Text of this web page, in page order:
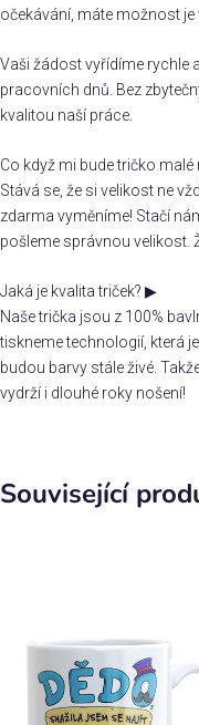
očekávání, máte možnost
Vaši žádost vyřídíme rychle
pracovních dnů. Bez
kvalitou naší práce.
Co když mi bude tričko malé
Stává se, že si velikost ne
zdarma vyměníme! Stačí
pošleme správnou velikost.
Jaká je kvalita triček? ▶
Naše trička jsou z 100%
tiskneme technologií, která
budou barvy stále živé.
vydrží i dlouhé roky nošení!
Související